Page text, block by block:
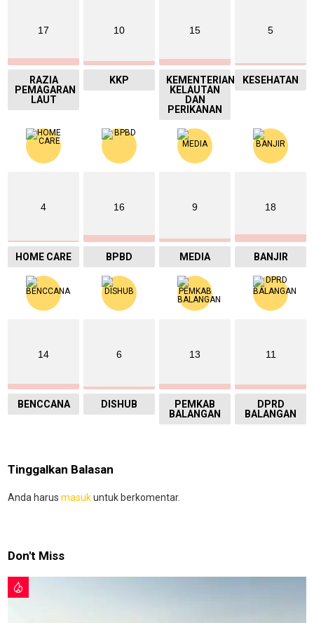
17
RAZIA
PEMAGARAN
LAUT
10
KKP
15
KEMENTERIAN
KELAUTAN
DAN
PERIKANAN
5
KESEHATAN
4
HOME CARE
16
BPBD
9
MEDIA
18
BANJIR
14
BENCCANA
6
DISHUB
13
PEMKAB
BALANGAN
11
DPRD
BALANGAN
Tinggalkan Balasan
Anda harus masukuntuk berkomentar.
Don't Miss